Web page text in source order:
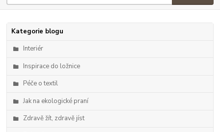
Kategorie blogu
Interiér
Inspirace do ložnice
Péče o textil
Jak na ekologické praní
Zdravě žít, zdravě jíst